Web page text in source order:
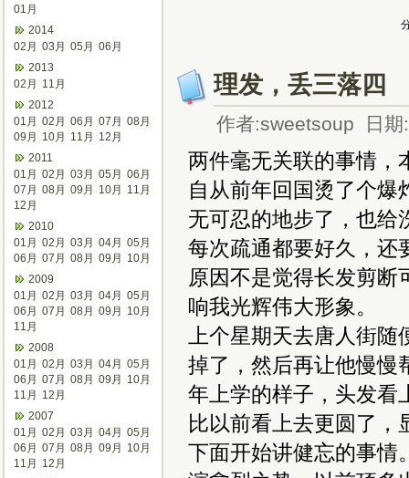
理发，丢三落四
作者:sweetsoup 日期
两件毫无关联的事情，
自从前年回国烫了个爆
无可忍的地步了，也给
每次疏通都要好久，还
原因不是觉得长发剪断
响我光辉伟大形象。
上个星期天去唐人街
掉了，然后再让他慢慢
年上学的样子，头发看
比以前看上去更圆了，
下面开始讲健忘的事情
01月
2014
02月 03月 05月 06月
2013
02月
11月
2012
01月 02月 06月 07月 08月
09月
10月 11月
12月
2011
01月 02月 03月 05月 06月
07月 08月 09月 10月
11月
12月
2010
01月 02月 03月 04月 05月
06月 07月 08月 09月
10月
2009
01月 02月 03月 04月 05月
06月 07月 08月 09月
10月
11月
2008
01月 02月 03月 04月 05月
06月 07月 08月 09月
10月
11月
12月
2007
01月 02月 03月 04月 05月
06月 07月 08月 09月
10月
11月
12月